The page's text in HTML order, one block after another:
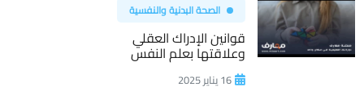
الصحة البدنية والنفسية
قوانين الإدراك العقلي
وعلاقتها بعلم النفس
16 يناير 2025